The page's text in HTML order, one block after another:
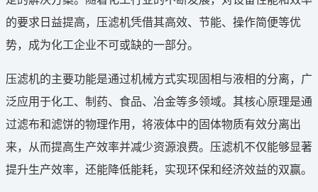
的要求日益提高，压滤机凭借其高效、节能、操作简便等优
势，成为化工企业不可或缺的一部分。
压滤机的主要功能是通过机械方式实现固相与液相的分离，广
泛应用于化工、制药、食品、冶金等多领域。其核心原理是通
过滤布和滤饼的物理作用，将液体中的固体物质有效分离出
来，从而提高生产效率并减少资源浪费。压滤机不仅能够显著
提升生产效率，还能降低能耗，实现环保和经济效益的双赢。